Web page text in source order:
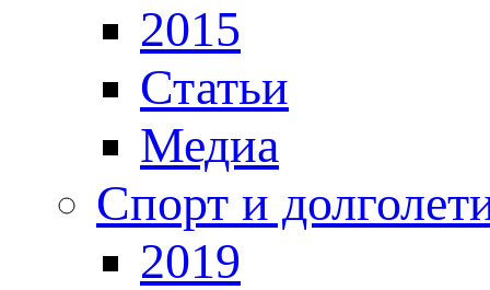
2015
Статьи
Медиа
Спорт и
2019